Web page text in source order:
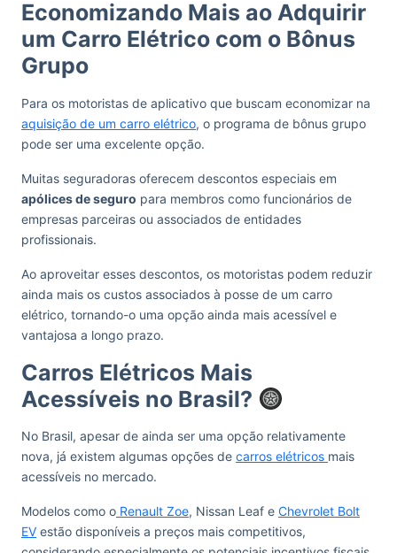
Economizando Mais ao Adquirir
um Carro Elétrico com o Bônus
Grupo
Para os motoristas de aplicativo que buscam economizar na
aquisição de um carro elétrico, o programa de bônus grupo
pode ser uma excelente opção.
Muitas seguradoras oferecem descontos especiais em
apólices de seguro para membros como funcionários de
empresas parceiras ou associados de entidades
profissionais.
Ao aproveitar esses descontos, os motoristas podem reduzir
ainda mais os custos associados à posse de um carro
elétrico, tornando-o uma opção ainda mais acessível e
vantajosa a longo prazo.
Carros Elétricos Mais
Acessíveis no Brasil?
No Brasil, apesar de ainda ser uma opção relativamente
nova, já existem algumas opções de carros elétricos mais
acessíveis no mercado.
Modelos como o Renault Zoe, Nissan Leaf e Chevrolet Bolt
EV estão disponíveis a preços mais competitivos,